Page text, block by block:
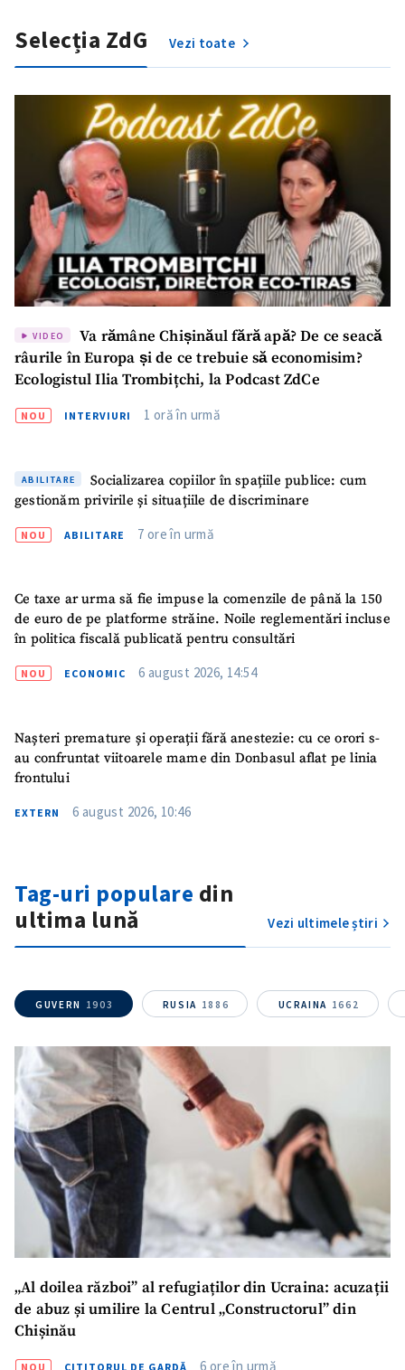
Selecția ZdG Vezi toate
VIDEO
Va rămâne Chișinăul fără apă? De ce seacă
râurile în Europa și de ce trebuie să economisim?
Ecologistul Ilia Trombițchi, la Podcast ZdCe
NOU INTERVIURI 1 oră în urmă
ABILITARE
Socializarea copiilor în spațiile publice: cum
gestionăm privirile și situațiile de discriminare
NOU ABILITARE 7 ore în urmă
Ce taxe ar urma să fie impuse la comenzile de până la 150
de euro de pe platforme străine. Noile reglementări incluse
în politica fiscală publicată pentru consultări
NOU ECONOMIC 6 august 2026, 14:54
Nașteri premature și operații fără anestezie: cu ce orori s-
au confruntat viitoarele mame din Donbasul aflat pe linia
frontului
EXTERN 6 august 2026, 10:46
Tag-uri populare din
ultima lună
Vezi ultimele știri
GUVERN 1903 RUSIA 1886 UCRAINA 1662
„Al doilea război” al refugiaților din Ucraina: acuzații
de abuz și umilire la Centrul „Constructorul” din
Chișinău
NOU CITITORUL DE GARDĂ 6 ore în urmă
Fotografie
+ Încarcă imagine
Link media+ Link media
Mesajul știrei
+ Mesajul știrei
CONTACT SURSĂ
Sursă anonimă
Nume+ Numele meu
Telefon
+ Telefon personal
Am citit și sunt de
TRIMITE ȘTIREA